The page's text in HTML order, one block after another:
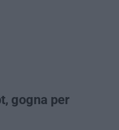
gogna per